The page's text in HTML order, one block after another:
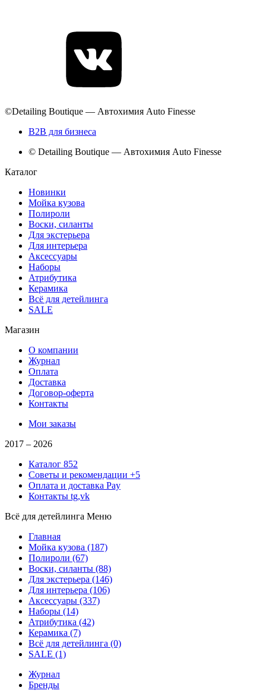
©Detailing Boutique — Автохимия Auto Finesse
B2B для бизнеса
© Detailing Boutique — Автохимия Auto Finesse
Каталог
Новинки
Мойка кузова
Полироли
Воски, силанты
Для экстерьера
Для интерьера
Аксессуары
Наборы
Атрибутика
Керамика
Всё для детейлинга
SALE
Магазин
О компании
Журнал
Оплата
Доставка
Договор-оферта
Контакты
Мои заказы
2017 – 2026
Каталог 852
Советы и рекомендации +5
Оплата и доставка Pay
Контакты tg,vk
Всё для детейлинга Меню
Главная
Мойка кузова (187)
Полироли (67)
Воски, силанты (88)
Для экстерьера (146)
Для интерьера (106)
Аксессуары (337)
Наборы (14)
Атрибутика (42)
Керамика (7)
Всё для детейлинга (0)
SALE (1)
Журнал
Бренды